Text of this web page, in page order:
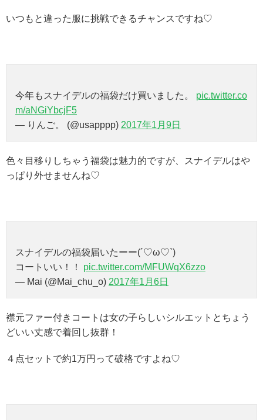
いつもと違った服に挑戦できるチャンスですね♡
今年もスナイデルの福袋だけ買いました。 pic.twitter.co
m/aNGiYbcjF5
— りんご。 (@usapppp) 2017年1月9日
色々目移りしちゃう福袋は魅力的ですが、スナイデルはや
っぱり外せませんね♡
スナイデルの福袋届いたーー(´♡ω♡`)
コートいい！！ pic.twitter.com/MFUWqX6zzo
— Mai (@Mai_chu_o) 2017年1月6日
襟元ファー付きコートは女の子らしいシルエットとちょう
どいい丈感で着回し抜群！
４点セットで約1万円って破格ですよね♡